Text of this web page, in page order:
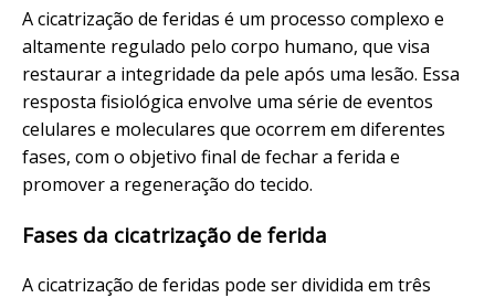
A cicatrização de feridas é um processo complexo e
altamente regulado pelo corpo humano, que visa
restaurar a integridade da pele após uma lesão. Essa
resposta fisiológica envolve uma série de eventos
celulares e moleculares que ocorrem em diferentes
fases, com o objetivo final de fechar a ferida e
promover a regeneração do tecido.
Fases da cicatrização de ferida
A cicatrização de feridas pode ser dividida em três